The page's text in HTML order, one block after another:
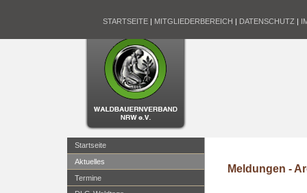
STARTSEITE | MITGLIEDERBEREICH | DATENSCHUTZ |
Startseite
Aktuelles
Termine
Meldungen -